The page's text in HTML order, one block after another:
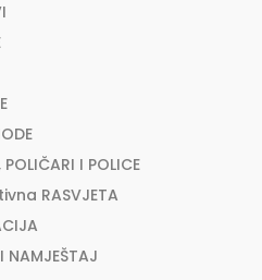
POLIČARI I POLICE
RASVJETA
NAMJEŠTAJ